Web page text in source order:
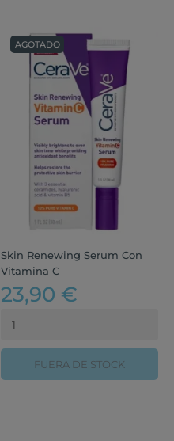
Skin Renewing Serum Con
Vitamina C
23,90 €
FUERA DE STOCK
AGOTADO